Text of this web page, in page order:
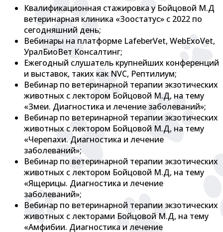
Квалификационная стажировка у Бойцовой М.Д
ветеринарная клиника «Зоостатус» с 2022 по
сегодняшний день;
Вебинары на платформе LafeberVet, WebExoVet,
УралБиоВет Консалтинг;
Ежегодный слушатель крупнейших конференций
и выставок, таких как NVC, Рептилиум;
Вебинар по ветеринарной терапии экзотических
животных с лектором Бойцовой М.Д, на тему
«Змеи. Диагностика и лечение заболеваний»;
Вебинар по ветеринарной терапии экзотических
животных с лектором Бойцовой М.Д, на тему
«Черепахи. Диагностика и лечение
заболеваний»;
Вебинар по ветеринарной терапии экзотических
животных с лектором Бойцовой М.Д, на тему
«Ящерицы. Диагностика и лечение
заболеваний»;
Вебинар по ветеринарной терапии экзотических
животных с лекторами Бойцовой М.Д, на тему
«Амфибии. Диагностика и лечение